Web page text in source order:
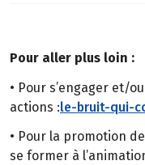
Pour aller plus loin :
• Pour s’engager et/
actions :le-bruit-qui-
• Pour la promotion
se former à